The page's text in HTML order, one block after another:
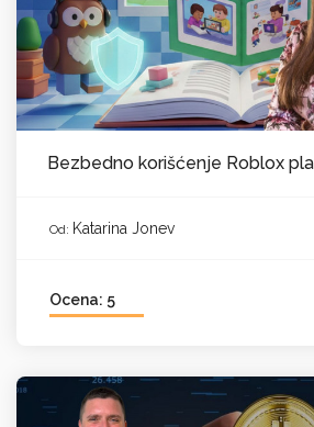
Bezbedno korišćenje Roblox
Od: Katarina Jonev
Ocena: 5